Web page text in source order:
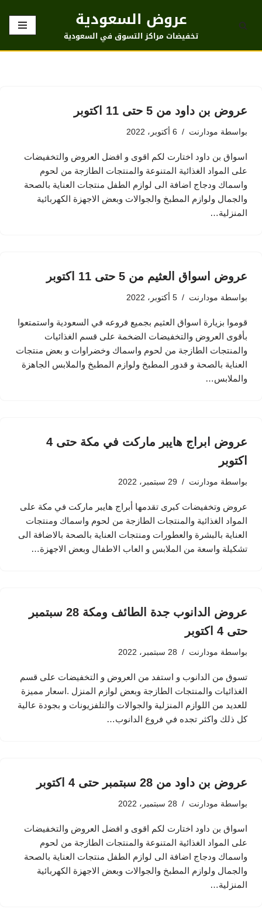
تخطى
عروض السعودية
تخفيضات مراكز التسوق في السعودية
عروض بن داود من 5 حتى 11 اكتوبر
بواسطة مودارنت 6 أكتوبر، 2022
اسواق بن داود اختارت لكم اقوى و افضل العروض والتخفيضات
على المواد الغذائية المتنوعة والمنتجات الطازجة من لحوم
واسماك ودجاج اضافة الى لوازم الطفل منتجات العناية بالصحة
والجمال ولوازم المطبخ والجوالات وبعض الاجهزة الكهربائية
المنزلية…
عروض اسواق العثيم من 5 حتى 11 اكتوبر
بواسطة مودارنت 5 أكتوبر، 2022
قوموا بزيارة اسواق العثيم بجميع فروعه في السعودية واستمتعوا
بأقوى العروض والتخفيضات الضخمة على قسم الغذائيات
والمنتجات الطازجة من لحوم واسماك وخضراوات و بعض منتجات
العناية بالصحة و قدور المطبخ ولوازم المطبخ والملابس الجاهزة
والملابس…
عروض ابراج هايبر ماركت في مكة حتى 4
اكتوبر
بواسطة مودارنت 29 سبتمبر، 2022
عروض وتخفيضات كبرى تقدمها أبراج هايبر ماركت في مكة على
المواد الغذائية والمنتجات الطازجة من لحوم واسماك ومنتجات
العناية بالبشرة والعطورات ومنتجات العناية بالصحة بالاضافة الى
تشكيلة واسعة من الملابس و العاب الاطفال وبعض الاجهزة…
عروض الدانوب جدة الطائف ومكة 28 سبتمبر
حتى 4 اكتوبر
بواسطة مودارنت 28 سبتمبر، 2022
تسوق من الدانوب و استفد من العروض و التخفيضات على قسم
الغذائيات والمنتجات الطازجة وبعض لوازم المنزل .اسعار مميزة
للعديد من اللوازم المنزلية والجوالات والتلفزيونات و بجودة عالية
كل ذلك واكثر تجده في فروع الدانوب…
عروض بن داود من 28 سبتمبر حتى 4 اكتوبر
بواسطة مودارنت 28 سبتمبر، 2022
اسواق بن داود اختارت لكم اقوى و افضل العروض والتخفيضات
على المواد الغذائية المتنوعة والمنتجات الطازجة من لحوم
واسماك ودجاج اضافة الى لوازم الطفل منتجات العناية بالصحة
والجمال ولوازم المطبخ والجوالات وبعض الاجهزة الكهربائية
المنزلية…